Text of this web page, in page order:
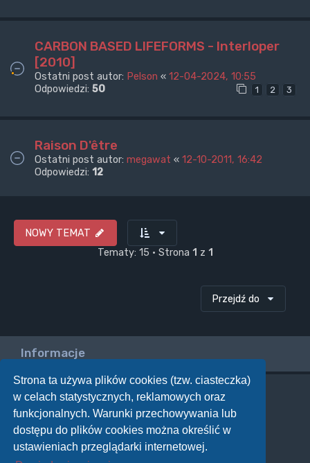
Strona ta używa plików cookies (tzw. ciasteczka)
w celach statystycznych, reklamowych oraz
funkcjonalnych. Warunki przechowywania lub
dostępu do plików cookies można określić w
ustawieniach przeglądarki internetowej.
CARBON BASED LIFEFORMS - Interloper
[2010]
Ostatni post autor: Pelson « 12-04-2024, 10:55
Odpowiedzi: 50 1 2 3
Raison D'être
Ostatni post autor: megawat « 12-10-2011, 16:42
Odpowiedzi: 12
NOWY TEMAT
Tematy: 15 • Strona 1 z 1
Przejdź do
Informacje
Twoje uprawnienia na tym forum
Nie możesztworzyć nowych tematów
Nie możeszodpowiadać w tematach
Nie możesz zmieniać swoich postów
Nie możesz
usuwać swoich postów